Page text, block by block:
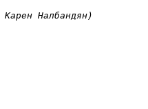
Налбандян)